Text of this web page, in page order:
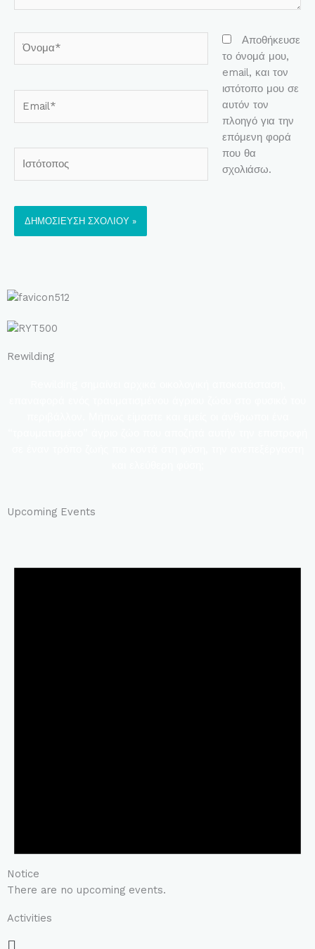
Αποθήκευσε
το όνομά μου,
email, και τον
ιστότοπο μου σε
αυτόν τον
πλοηγό για την
επόμενη φορά
που θα
σχολιάσω.
Rewilding
Upcoming Events
Notice
There are no upcoming events.
Activities